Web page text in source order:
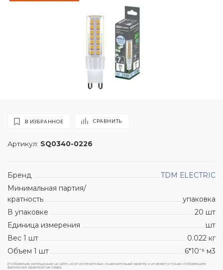
Артикул: SQ0340-0226
В ИЗБРАННОЕ СРАВНИТЬ
Бренд
TDM ЕLECTRIC
Минимальная партия/
кратность
упаковка
В упаковке
20 шт
Единица измерения
шт
Вес 1 шт
0.022 кг
Объем 1 шт
6*10⁻⁵ м3
Изображения, размещенные на сайте, носят исключительно ознакомительный характер и не являются точным отображением
фактических характеристик товара.